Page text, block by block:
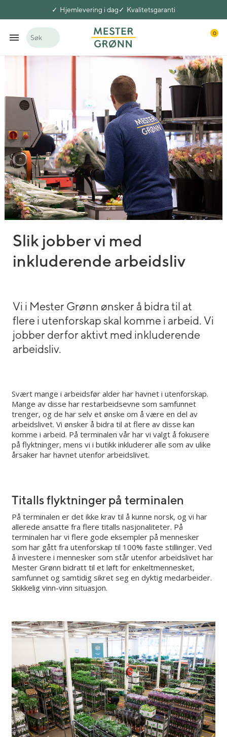
Hjemlevering i dag Kvalitetsgaranti
Søk
0
Slik jobber vi med
inkluderende arbeidsliv
Vi i Mester Grønn ønsker å bidra til at
flere i utenforskap skal komme i arbeid. Vi
jobber derfor aktivt med inkluderende
arbeidsliv.
Svært mange i arbeidsfør alder har havnet i utenforskap.
Mange av disse har restarbeidsevne som samfunnet
trenger, og de har selv et ønske om å være en del av
arbeidslivet. Vi ønsker å bidra til at flere av disse kan
komme i arbeid. På terminalen vår har vi valgt å fokusere
på flyktninger, mens vi i butikk inkluderer alle som av ulike
årsaker har havnet utenfor arbeidslivet.
Titalls flyktninger på terminalen
På terminalen er det ikke krav til å kunne norsk, og vi har
allerede ansatte fra flere titalls nasjonaliteter. På
terminalen har vi flere gode eksempler på mennesker
som har gått fra utenforskap til 100% faste stillinger. Ved
å investere i mennesker som står utenfor arbeidslivet har
Mester Grønn bidratt til et løft for enkeltmennesket,
samfunnet og samtidig sikret seg en dyktig medarbeider.
Skikkelig vinn-vinn situasjon.